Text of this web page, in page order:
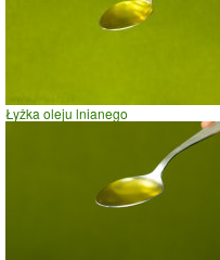
Łyżka oleju lnianego